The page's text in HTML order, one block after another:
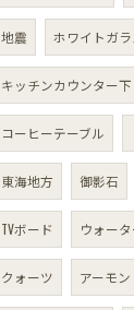
地震 ホワイトガ
キッチンカウンター下
コーヒーテーブル
東海地方 御影石
TVボード ウォー
クォーツ アーモ